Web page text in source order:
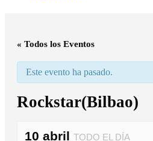
« Todos los Eventos
Este evento ha pasado.
Rockstar(Bilbao)
10 abril TODO EL DÍA